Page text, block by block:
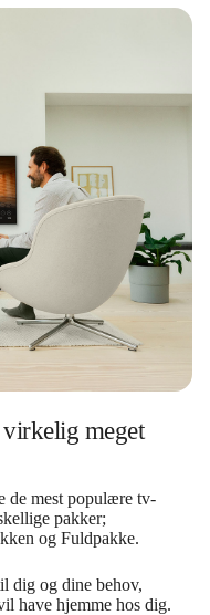
meget
de mest populære tv-
pakker;
og Fuldpakke.
dig og dine behov,
have hjemme hos dig.